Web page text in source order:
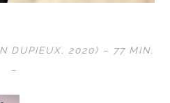
DUPIEUX, 2020) – 77 MIN.
–